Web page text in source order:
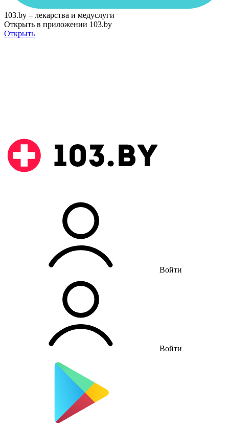
103.by – лекарства и медуслуги
Открыть в приложении 103.by
Открыть
Войти
Войти